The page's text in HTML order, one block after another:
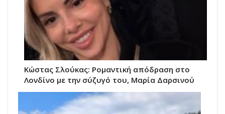
Κώστας Σλούκας: Ρομαντική απόδραση στο
Λονδίνο με την σύζυγό του, Μαρία Δαρσινού